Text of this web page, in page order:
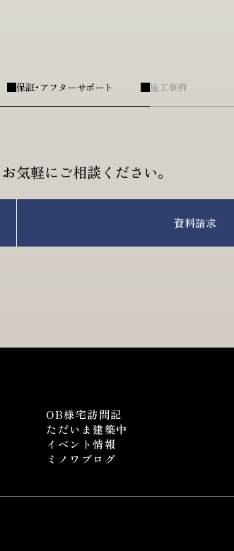
保証･アフターサポート 施工事例
お気軽にご相談ください。
資料請求
OB様宅訪問記
ただいま建築中
イベント情報
ミノワブログ